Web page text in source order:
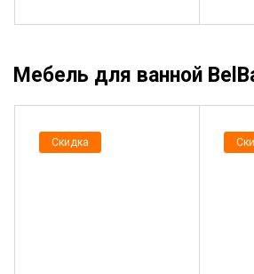
Мебель для ванной
Скидка